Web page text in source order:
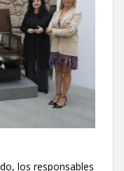
los responsables